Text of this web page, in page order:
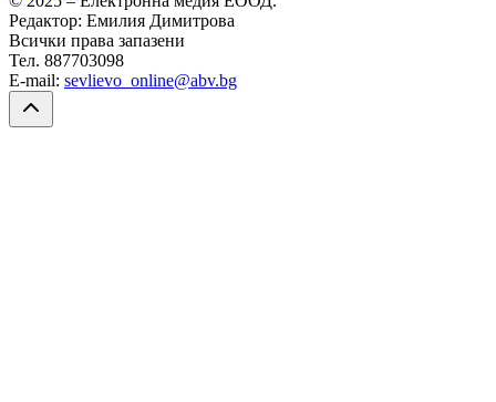
Редактор: Емилия Димитрова
Всички права запазени
Тел. 887703098
E-mail: sevlievo_online@abv.bg